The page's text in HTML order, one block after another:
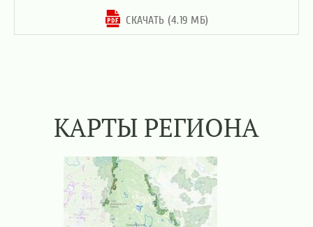
СКАЧАТЬ (4.19 МБ)
КАРТЫ РЕГИОНА